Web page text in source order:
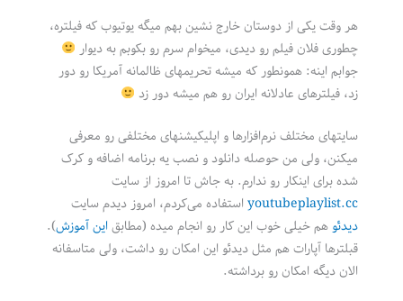
هر وقت یکی از دوستان خارج نشین بهم میگه یوتیوب که فیلتره،
چطوری فلان فیلم رو دیدی، میخوام سرم رو بکوبم به دیوار
جوابم اینه: همونطور که میشه تحریمهای ظالمانه آمریکا رو دور
زد، فیلترهای عادلانه ایران رو هم میشه دور زد
سایتهای مختلف نرم‌افزارها و اپلیکیشنهای مختلفی رو معرفی
میکنن، ولی من حوصله دانلود و نصب یه برنامه اضافه و کرک
شده برای اینکار رو ندارم. به جاش تا امروز از سایت
youtubeplaylist.cc استفاده می‌کردم، امروز دیدم سایت
دیدئو هم خیلی خوب این کار رو انجام میده (مطابقاین آموزش).
قبلترها آپارات هم مثل دیدئو این امکان رو داشت، ولی متاسفانه
الان دیگه امکان رو برداشته.